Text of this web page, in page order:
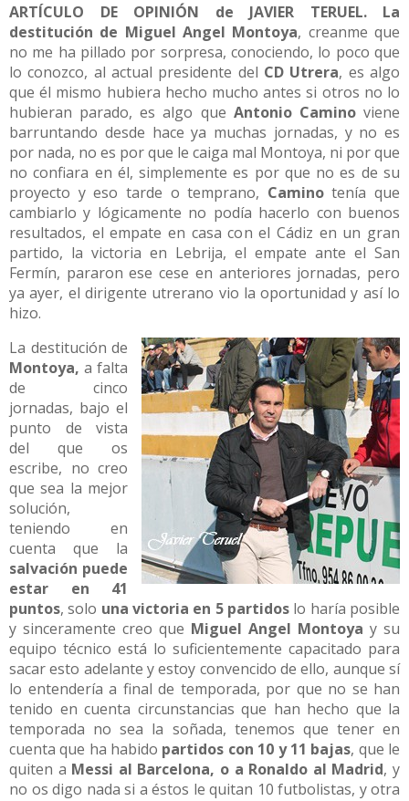
ARTÍCULO DE OPINIÓN de JAVIER TERUEL. La
destitución de Miguel Angel Montoya, creanme que
no me ha pillado por sorpresa, conociendo, lo poco que
lo conozco, al actual presidente del CD Utrera, es algo
que él mismo hubiera hecho mucho antes si otros no lo
hubieran parado, es algo que Antonio Caminoviene
barruntando desde hace ya muchas jornadas, y no es
por nada, no es por que le caiga mal Montoya, ni por que
no confiara en él, simplemente es por que no es de su
proyecto y eso tarde o temprano, Caminotenía que
cambiarlo y lógicamente no podía hacerlo con buenos
resultados, el empate en casa con el Cádiz en un gran
partido, la victoria en Lebrija, el empate ante el San
Fermín, pararon ese cese en anteriores jornadas, pero
ya ayer, el dirigente utrerano vio la oportunidad y así lo
hizo.
La destitución de
Montoya, a falta
de cinco
jornadas, bajo el
punto de vista
del que os
escribe, no creo
que sea la mejor
solución,
teniendo en
cuenta que la
salvación puede
estar en 41
puntos, solo una victoria en 5 partidos lo haría posible
y sinceramente creo que Miguel Angel Montoya y su
equipo técnico está lo suficientemente capacitado para
sacar esto adelante y estoy convencido de ello, aunque sí
lo entendería a final de temporada, por que no se han
tenido en cuenta circunstancias que han hecho que la
temporada no sea la soñada, tenemos que tener en
cuenta que ha habido partidos con 10 y 11 bajas, que le
quiten a Messi al Barcelona, o a Ronaldo al Madrid, y
no os digo nada si a éstos le quitan 10 futbolistas, y otra